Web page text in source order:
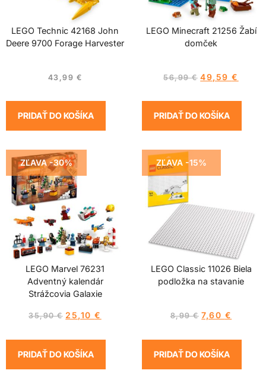
LEGO Technic 42168 John
Deere 9700 Forage Harvester
43,99 €
PRIDAŤ DO KOŠÍKA
LEGO Minecraft 21256 Žabí
domček
56,99€ 49,59€
PRIDAŤ DO KOŠÍKA
ZĽAVA -30%
LEGO Marvel 76231
Adventný kalendár
Strážcovia Galaxie
35,90€ 25,10€
PRIDAŤ DO KOŠÍKA
ZĽAVA -15%
LEGO Classic 11026 Biela
podložka na stavanie
8,99€ 7,60 €
PRIDAŤ DO KOŠÍKA